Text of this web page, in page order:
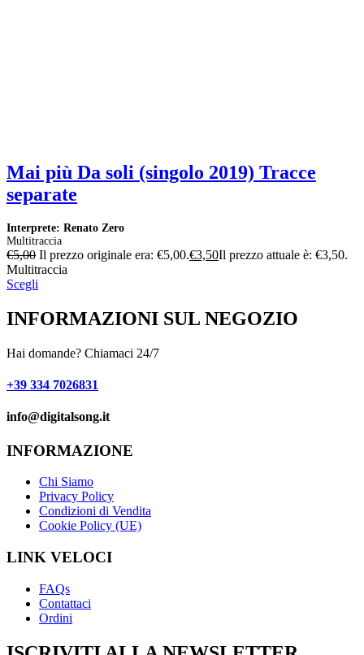
Mai più Da soli (singolo 2019) Tracce
separate
Interprete: Renato Zero
Multitraccia
€5,00 Il prezzo originale era: €5,00.€3,50Il prezzo attuale è: €3,50.
Multitraccia
Scegli
INFORMAZIONI SUL NEGOZIO
Hai domande? Chiamaci 24/7
+39 334 7026831
info@digitalsong.it​
INFORMAZIONE
Chi Siamo
Privacy Policy
Condizioni di Vendita
Cookie Policy (UE)
LINK VELOCI
FAQs
Contattaci
Ordini